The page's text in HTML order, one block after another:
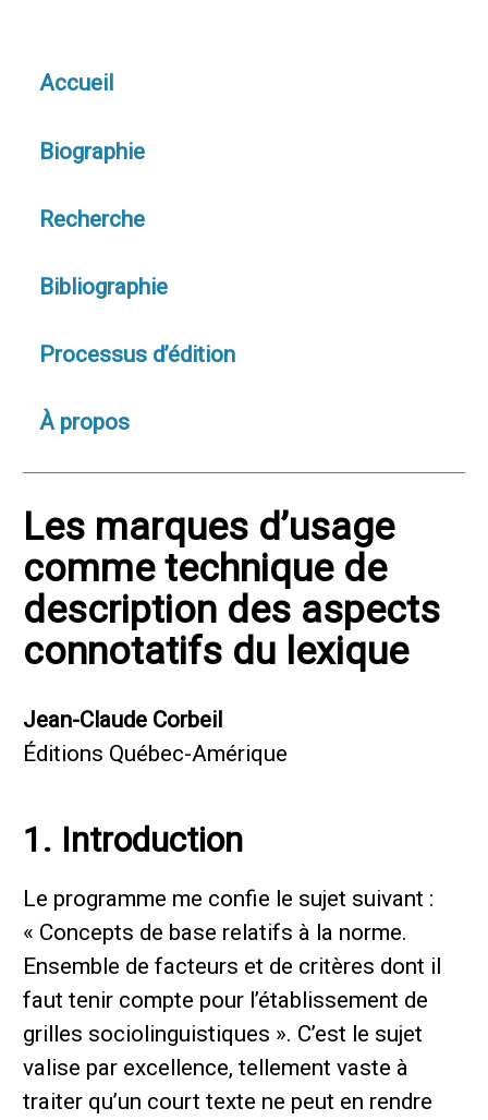
Accueil
Biographie
Recherche
Bibliographie
Processus d’édition
À propos
Les marques d’usage
comme technique de
description des aspects
connotatifs du lexique
Jean-Claude Corbeil
Éditions Québec-Amérique
1. Introduction
Le programme me confie le sujet suivant :
« Concepts de base relatifs à la norme.
Ensemble de facteurs et de critères dont il
faut tenir compte pour l’établissement de
grilles sociolinguistiques ». C’est le sujet
valise par excellence, tellement vaste à
traiter qu’un court texte ne peut en rendre